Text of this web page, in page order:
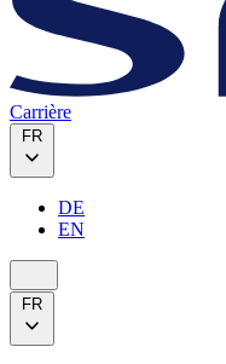
Carrière
FR
DE
EN
FR